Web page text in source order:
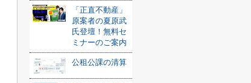
「正直不動産」
原案者の夏原武
氏登壇！無料セ
ミナーのご案内
公租公課の清算